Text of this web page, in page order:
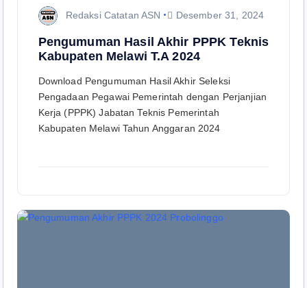
Redaksi Catatan ASN Desember 31, 2024
Pengumuman Hasil Akhir PPPK Teknis
Kabupaten Melawi T.A 2024
Download Pengumuman Hasil Akhir Seleksi
Pengadaan Pegawai Pemerintah dengan Perjanjian
Kerja (PPPK) Jabatan Teknis Pemerintah
Kabupaten Melawi Tahun Anggaran 2024